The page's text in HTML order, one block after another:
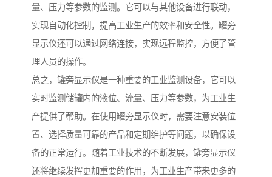
量、压力等参数的监测。它可以与其他设备进行联动，
实现自动化控制，提高工业生产的效率和安全性。罐旁
显示仪还可以通过网络连接，实现远程监控，方便了管
理人员的操作。
总之，罐旁显示仪是一种重要的工业监测设备，它可以
实时监测储罐内的液位、流量、压力等参数，为工业生
产提供了帮助。在使用罐旁显示仪时，需要注意安装位
置、选择质量可靠的产品和定期维护等问题，以确保设
备的正常运行。随着工业技术的不断发展，罐旁显示仪
还将继续发挥更加重要的作用，为工业生产带来更多的